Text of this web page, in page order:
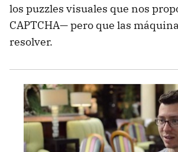
los puzzles visuales que nos
CAPTCHA— pero que las
resolver.